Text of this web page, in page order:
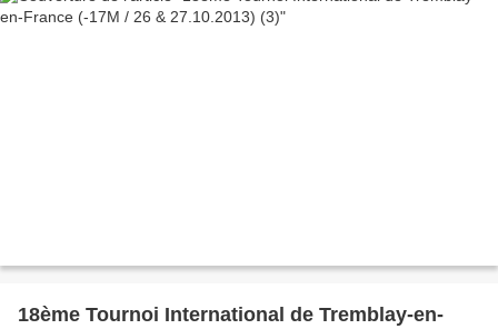
18ème Tournoi International de Tremblay-en-